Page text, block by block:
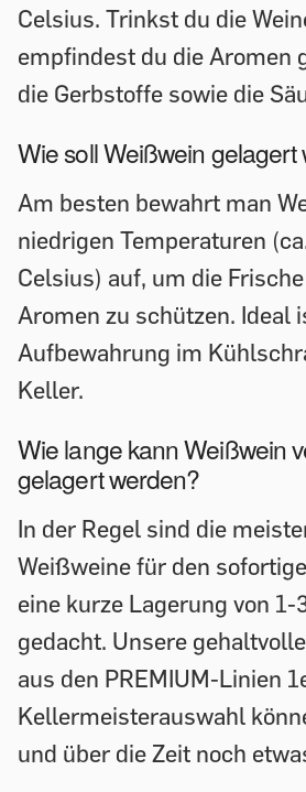
Celsius. Trinkst du die
empfindest du die Aromen
die Gerbstoffe sowie die
Wie soll Weißwein gelagert
Am besten bewahrt man
niedrigen Temperaturen
Celsius) auf, um die
Aromen zu schützen. Ideal
Aufbewahrung im
Keller.
Wie lange kann Weißwein
gelagert werden?
In der Regel sind die
Weißweine für den
eine kurze Lagerung von 1-
gedacht. Unsere
aus den PREMIUM-Linien
Kellermeisterauswahl
und über die Zeit noch